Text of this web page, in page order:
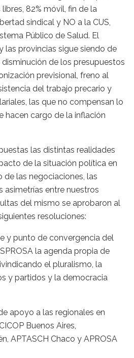
82% móvil, fin de la
sindical y NO a la CUS,
Público de Salud. El
las provincias sigue siendo de
de los presupuestos
previsional, freno al
del trabajo precario y
las que no compensan lo
hacen cargo de la inflación
las distintas realidades
de la situación política en
de las negociaciones, las
asimetrías entre nuestros
del mismo se aprobaron al
resoluciones:
y punto de convergencia del
la agenda propia de
el pluralismo, la
y partidos y la democracia
apoyo a las regionales en
Buenos Aires,
APTASCH Chaco y APROSA